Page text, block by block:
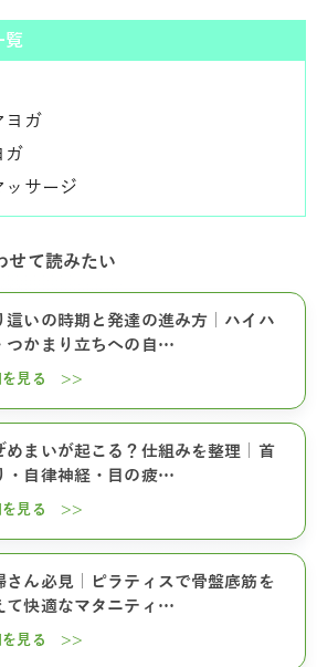
覧
ヨガ
ガ
ッサージ
せて読みたい
這いの時期と発達の進み方｜ハイハ
つかまり立ちへの自…
を見る >>
めまいが起こる？仕組みを整理｜首
・自律神経・目の疲…
を見る >>
さん必見｜ピラティスで骨盤底筋を
て快適なマタニティ…
を見る >>